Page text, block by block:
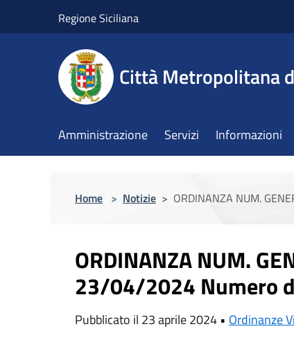
Regione Siciliana
Città Metropolitana
Amministrazione Servizi Informazioni
Home > Notizie > ORDINANZA NUM.
ORDINANZA NUM.
23/04/2024 Numero
Pubblicato il 23 aprile 2024 • Ordinanze